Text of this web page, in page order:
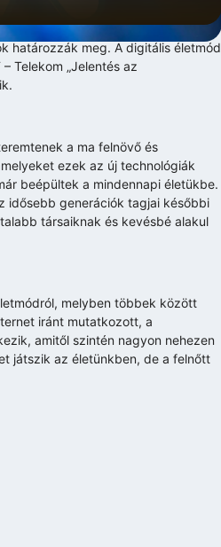
határozzák meg. A digitális életmód
Telekom „Jelentés az
a ma felnövő és
ezek az új technológiák
beépültek a mindennapi életükbe.
idősebb generációk tagjai későbbi
társaiknak és kevésbé alakul
melyben többek között
iránt mutatkozott, a
amitől szintén nagyon nehezen
játszik az életünkben, de a felnőtt